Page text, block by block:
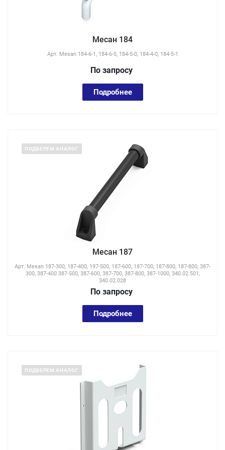
Месан 184
Арт. Mesan 184-6-1, 184-6-5, 184-5-0, 184-4-0, 184-5-1
По запросу
Подробнее
ПОДБЕРЕМ АНАЛОГ
Месан 187
Арт. Mesan 187-300, 187-400, 197-500, 187-600, 187-700, 187-800, 187-800, 387-
300, 387-400 387-500, 387-600, 387-700, 387-800, 387-1000, 340.02.501,
340.02.028
По запросу
Подробнее
ПОДБЕРЕМ АНАЛОГ